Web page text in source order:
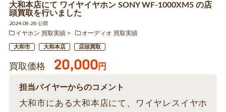
大和本店にて ワイヤイヤホン SONY WF-1000XM5 の店
頭買取を行いました
2024.09.26 公開
イヤホン 買取実績
オーディオ 買取実績
大和市 大和本店 店頭買取
買取価格 20,000円
担当バイヤーからのコメント
大和市にある大和本店にて、ワイヤレスイヤホ